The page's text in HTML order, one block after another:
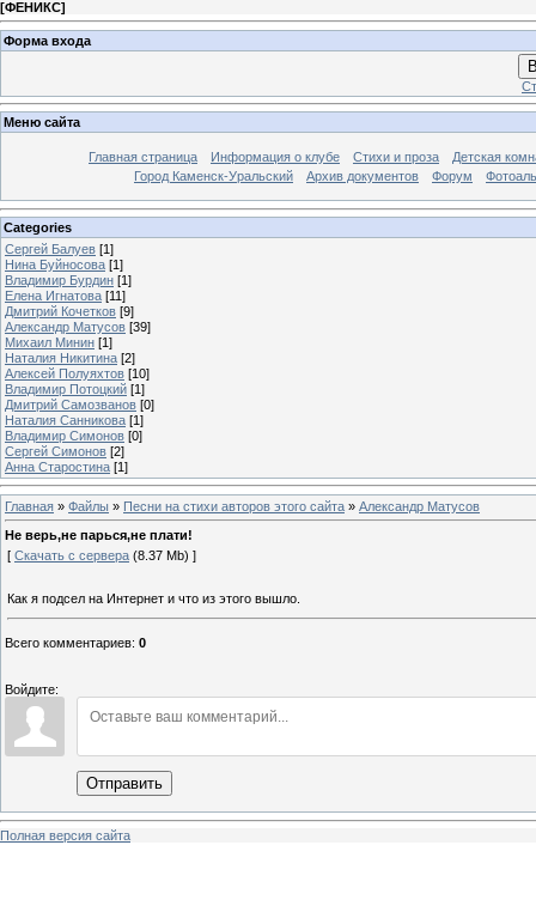
[ФЕНИКС]
Форма входа
Меню сайта
Главная страница Информация о клубе Стихи и проза
Детская
Город Каменск-Уральский
Архив документов Форум
Categories
Сергей Балуев [1]
Нина Буйносова [1]
Владимир Бурдин [1]
Елена Игнатова [11]
Дмитрий Кочетков [9]
Александр Матусов [39]
Михаил Минин [1]
Наталия Никитина [2]
Алексей Полуяхтов [10]
Владимир Потоцкий [1]
Дмитрий Самозванов [0]
Наталия Санникова [1]
Владимир Симонов [0]
Сергей Симонов [2]
Анна Старостина [1]
Главная » Файлы » Песни на стихи авторов этого сайта » Александр Матусов
Не верь,не парься,не плати!
[ Скачать с сервера (8.37 Mb) ]
Как я подсел на Интернет и что из этого вышло.
Всего комментариев: 0
Войдите:
Отправить
Полная версия сайта